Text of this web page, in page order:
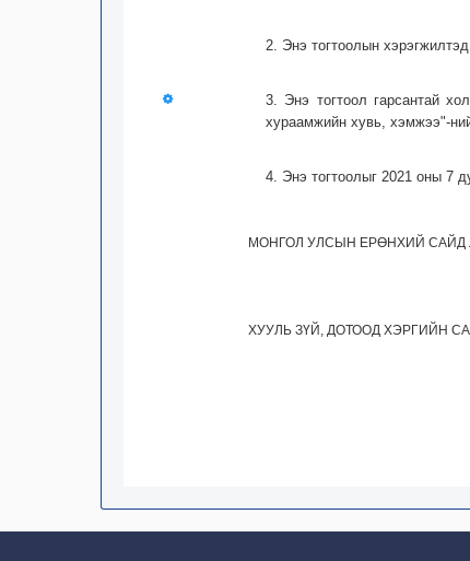
2. Энэ тогтоолын
3. Энэ тогтоол гарсантай
хураамжийн хувь, хэмжээ"-
4. Энэ тогтоолыг 2021 оны 7
МОНГОЛ УЛСЫН ЕРӨНХИЙ
ХУУЛЬ ЗҮЙ, ДОТООД ХЭРГИЙН